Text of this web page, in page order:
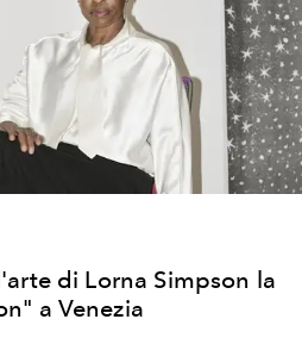
di Lorna Simpson la
a Venezia